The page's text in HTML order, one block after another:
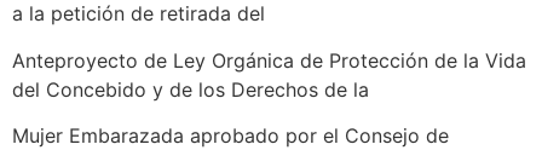
a la petición de retirada del
Anteproyecto de Ley Orgánica de Protección de la Vida
del Concebido y de los Derechos de la
Mujer Embarazada aprobado por el Consejo de